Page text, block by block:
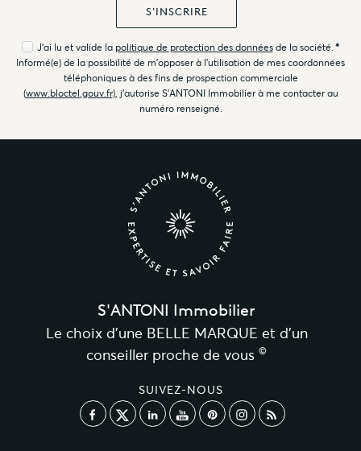
J'ai lu et valide la politique de protection des donnéesde la société. *
Informé(e) de la possibilité de m'opposer à l'utilisation de mes coordonnées
téléphoniques à des fins de prospection commerciale
(www.bloctel.gouv.fr), j'autorise S'ANTONI Immobilier à me contacter au
numéro renseigné.
S'ANTONI Immobilier
Le choix d’une BELLE MARQUE et d’un
conseiller proche de vous ©
SUIVEZ-NOUS